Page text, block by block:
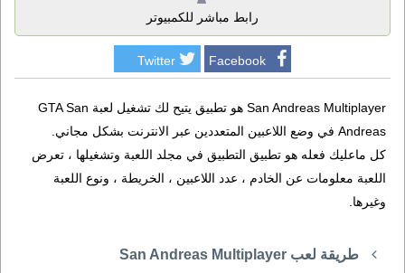
رابط مباشر للكمبيوتر
Facebook
Twitter
San Andreas Multiplayer هو تطبيق يتيح لك تشغيل لعبة GTA San
Andreas في وضع اللاعبين المتعددين عبر الانترنت بشكل مجاني.
كل ماعليك فعله هو تطبيق التطبيق في مجلد اللعبة وتشغيلها ، تعرض
اللعبة معلومات عن الخادم ، عدد اللاعبين ، الخريطة ، ونوع اللعبة
وغيرها.
طريقة لعب San Andreas Multiplayer